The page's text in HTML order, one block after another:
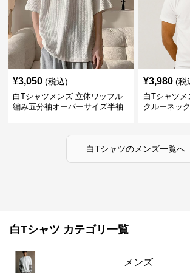
¥3,050 (税込)
白Tシャツメンズ 立体ワッフル
編み五分袖オーバーサイズ半袖
¥3,980 (税
白Tシャツ
クルーネッ
白Tシャツの メンズ一覧へ
白Tシャツ カテゴリ一覧
メンズ